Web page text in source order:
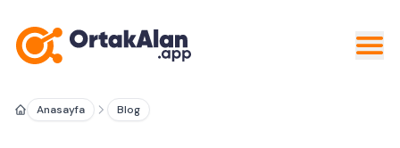
Anasayfa Blog